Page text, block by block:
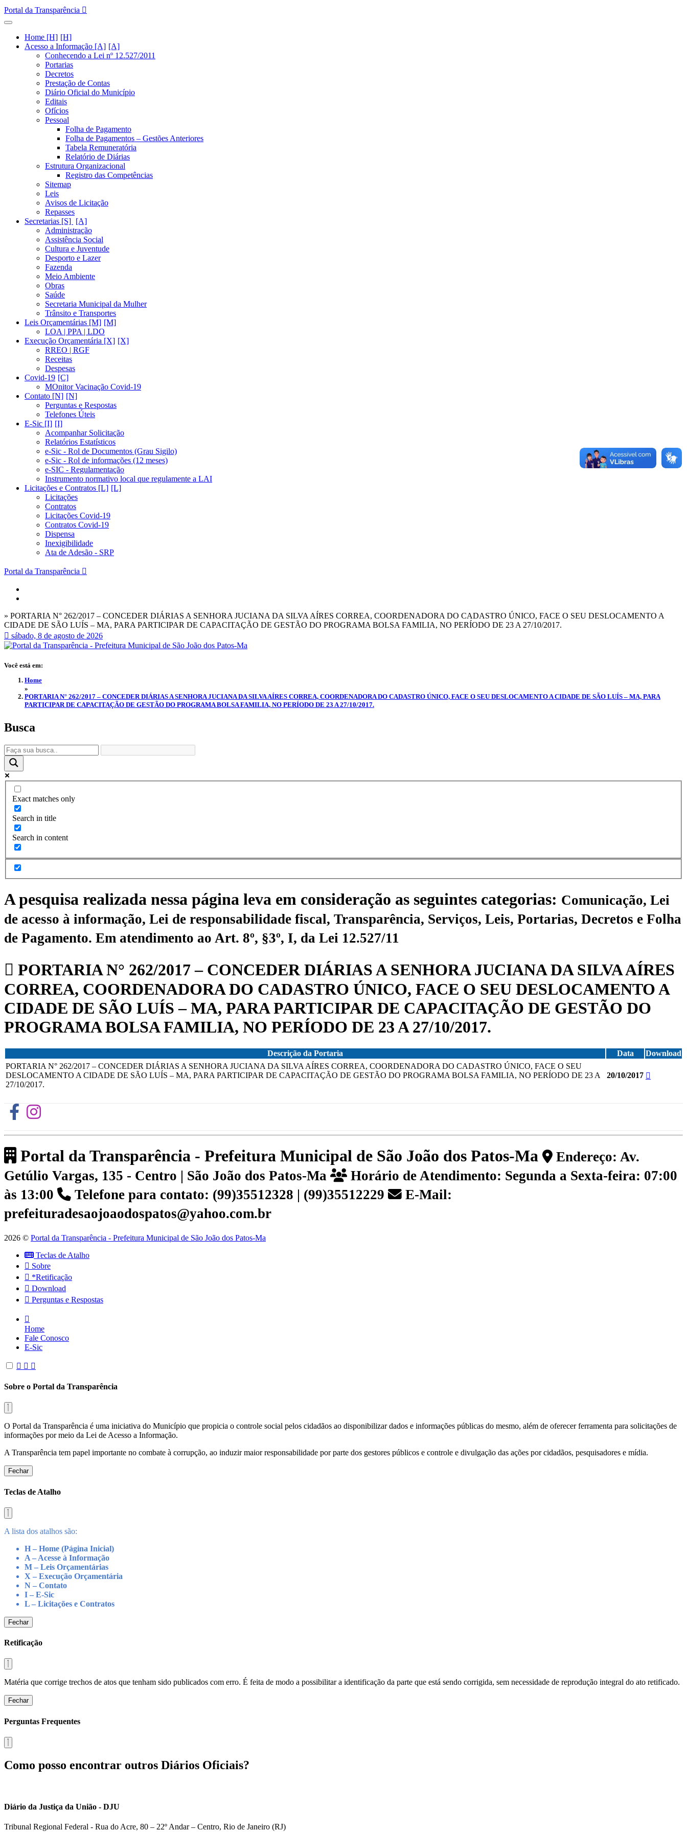
Portal da Transparência
Home [H]
Acesso a Informação [A]
Conhecendo a Lei nº 12.527/2011
Portarias
Decretos
Prestação de Contas
Diário Oficial do Município
Editais
Ofícios
Pessoal
Folha de Pagamento
Folha de Pagamentos – Gestões Anteriores
Tabela Remuneratória
Relatório de Diárias
Estrutura Organizacional
Registro das Competências
Sitemap
Leis
Avisos de Licitação
Repasses
Secretarias [S]
Administração
Assistência Social
Cultura e Juventude
Desporto e Lazer
Fazenda
Meio Ambiente
Obras
Saúde
Secretaria Municipal da Mulher
Trânsito e Transportes
Leis Orçamentárias [M]
LOA | PPA | LDO
Execução Orçamentária [X]
RREO | RGF
Receitas
Despesas
Covid-19
MOnitor Vacinação Covid-19
Contato [N]
Perguntas e Respostas
Telefones Úteis
E-Sic [I]
Acompanhar Solicitação
Relatórios Estatísticos
e-Sic - Rol de Documentos (Grau Sigilo)
e-Sic - Rol de informações (12 meses)
e-SIC - Regulamentação
Instrumento normativo local que regulamente a LAI
Licitações e Contratos [L]
Licitações
Contratos
Licitações Covid-19
Contratos Covid-19
Dispensa
Inexigibilidade
Ata de Adesão - SRP
Portal da Transparência
» PORTARIA N° 262/2017 – CONCEDER DIÁRIAS A SENHORA JUCIANA DA SILVA AÍRES CORREA, COORDENADORA DO CADASTRO ÚNICO, FACE O SEU DESLOCAMENTO A
CIDADE DE SÃO LUÍS – MA, PARA PARTICIPAR DE CAPACITAÇÃO DE GESTÃO DO PROGRAMA BOLSA FAMILIA, NO PERÍODO DE 23 A 27/10/2017.
sábado, 8 de agosto de 2026
Você está em:
Home
»
PORTARIA N° 262/2017 – CONCEDER DIÁRIAS A SENHORA JUCIANA DA SILVA AÍRES CORREA, COORDENADORA DO CADASTRO ÚNICO, FACE O SEU DESLOCAMENTO A CIDADE DE SÃO LUÍS – MA, PARA
PARTICIPAR DE CAPACITAÇÃO DE GESTÃO DO PROGRAMA BOLSA FAMILIA, NO PERÍODO DE 23 A 27/10/2017.
Busca
Exact matches only
Search in title
Search in content
A pesquisa realizada nessa página leva em consideração as seguintes categorias: Comunicação, Lei
de acesso à informação, Lei de responsabilidade fiscal, Transparência, Serviços, Leis, Portarias, Decretos e Folha
de Pagamento. Em atendimento ao Art. 8º, §3º, I, da Lei 12.527/11
PORTARIA N° 262/2017 – CONCEDER DIÁRIAS A SENHORA JUCIANA DA SILVA AÍRES
CORREA, COORDENADORA DO CADASTRO ÚNICO, FACE O SEU DESLOCAMENTO A
CIDADE DE SÃO LUÍS – MA, PARA PARTICIPAR DE CAPACITAÇÃO DE GESTÃO DO
PROGRAMA BOLSA FAMILIA, NO PERÍODO DE 23 A 27/10/2017.
Descrição da Portaria Data
Download
PORTARIA N° 262/2017 – CONCEDER DIÁRIAS A SENHORA JUCIANA DA SILVA AÍRES CORREA, COORDENADORA DO CADASTRO ÚNICO, FACE O SEU
DESLOCAMENTO A CIDADE DE SÃO LUÍS – MA, PARA PARTICIPAR DE CAPACITAÇÃO DE GESTÃO DO PROGRAMA BOLSA FAMILIA, NO PERÍODO DE 23 A
27/10/2017.
20/10/2017
Portal da Transparência - Prefeitura Municipal de São João dos Patos-Ma
Endereço: Av.
Getúlio Vargas, 135 - Centro | São João dos Patos-Ma
Horário de Atendimento: Segunda a Sexta-feira: 07:00
às 13:00
Telefone para contato: (99)35512328 | (99)35512229
E-Mail:
prefeituradesaojoaodospatos@yahoo.com.br
2026 © Portal da Transparência - Prefeitura Municipal de São João dos Patos-Ma
Teclas de Atalho
Sobre
*Retificação
Download
Perguntas e Respostas
Home
Fale Conosco
E-Sic
Sobre o Portal da Transparência
O Portal da Transparência é uma iniciativa do Município que propicia o controle social pelos cidadãos ao disponibilizar dados e informações públicas do mesmo, além de oferecer ferramenta para solicitações de
informações por meio da Lei de Acesso a Informação.
A Transparência tem papel importante no combate à corrupção, ao induzir maior responsabilidade por parte dos gestores públicos e controle e divulgação das ações por cidadãos, pesquisadores e mídia.
Fechar
Teclas de Atalho
A lista dos atalhos são:
H – Home (Página Inicial)
A – Acesse à Informação
M – Leis Orçamentárias
X – Execução Orçamentária
N – Contato
I – E-Sic
L – Licitações e Contratos
Fechar
Retificação
Matéria que corrige trechos de atos que tenham sido publicados com erro. É feita de modo a possibilitar a identificação da parte que está sendo corrigida, sem necessidade de reprodução integral do ato retificado.
Fechar
Perguntas Frequentes
Como posso encontrar outros Diários Oficiais?
Diário da Justiça da União - DJU
Tribunal Regional Federal - Rua do Acre, 80 – 22º Andar – Centro, Rio de Janeiro (RJ)